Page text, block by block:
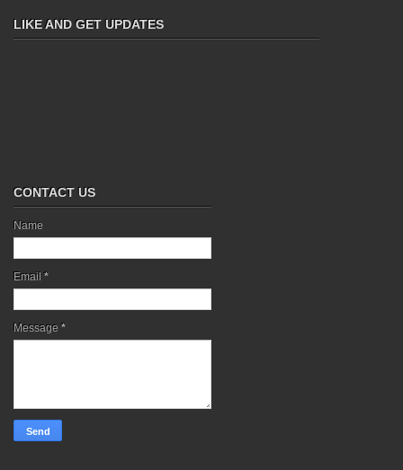
LIKE AND GET UPDATES
CONTACT US
Name
Email*
Message*